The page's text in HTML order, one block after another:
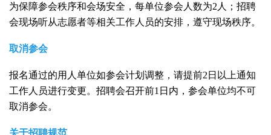
为保障参会秩序和会场安全，每单位参会人数为2 人；招聘
会现场听从志愿者等相关工作人员的安排，遵守现场秩序。
取消参会
报名通过的用人单位如参会计划调整，请提前2 日以上通知
工作人员进行变更。招聘会召开前1 日内，参会单位均不可
取消参会。